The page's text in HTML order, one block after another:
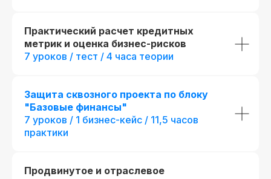
Практический расчет кредитных
метрик и оценка бизнес-рисков
7 уроков / тест / 4 часа теории
Защита сквозного проекта по блоку
"Базовые финансы"
7 уроков / 1 бизнес-кейс / 11,5 часов
практики
Продвинутое и отраслевое